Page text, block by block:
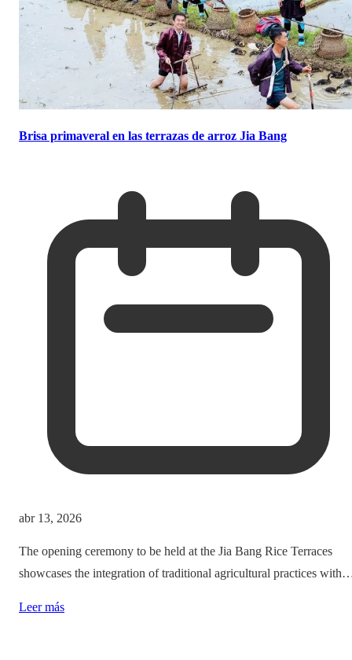
Brisa primaveral en las terrazas de arroz Jia Bang
abr 13, 2026
The opening ceremony to be held at the Jia Bang Rice Terraces
showcases the integration of traditional agricultural practices with
authenticity and cultural preservation amidst commercialization.
Leer más